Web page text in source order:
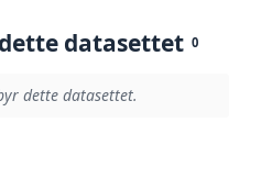
datasettet 0
dette datasettet.